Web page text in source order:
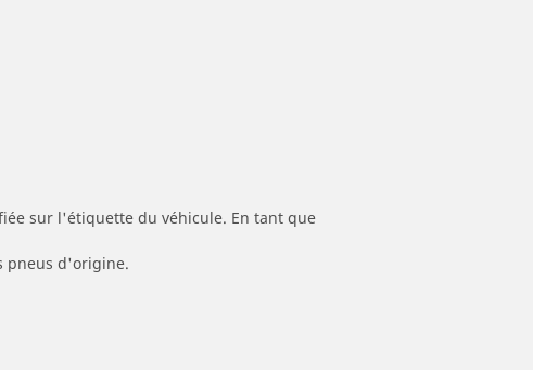
sur l'étiquette du véhicule. En tant que
pneus d'origine.